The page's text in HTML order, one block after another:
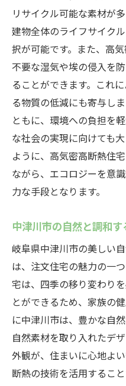
リサイクル可能な素材が
建物全体のライフサイク
択が可能です。また、高
不要な湿気や埃の侵入を
ることができます。これ
る物質の低減にも寄与し
ともに、環境への負担を
な社会の実現に向けても
ように、高気密高断熱住
ながら、エコロジーを意
力な手段となります。
中津川市の自然と調和
岐阜県中津川市の美しい
は、注文住宅の魅力の一
宅は、四季の移り変わり
とができるため、家族の
に中津川市は、豊かな自
自然素材を取り入れたデ
外観が、住まいに心地よ
断熱の技術を活用するこ